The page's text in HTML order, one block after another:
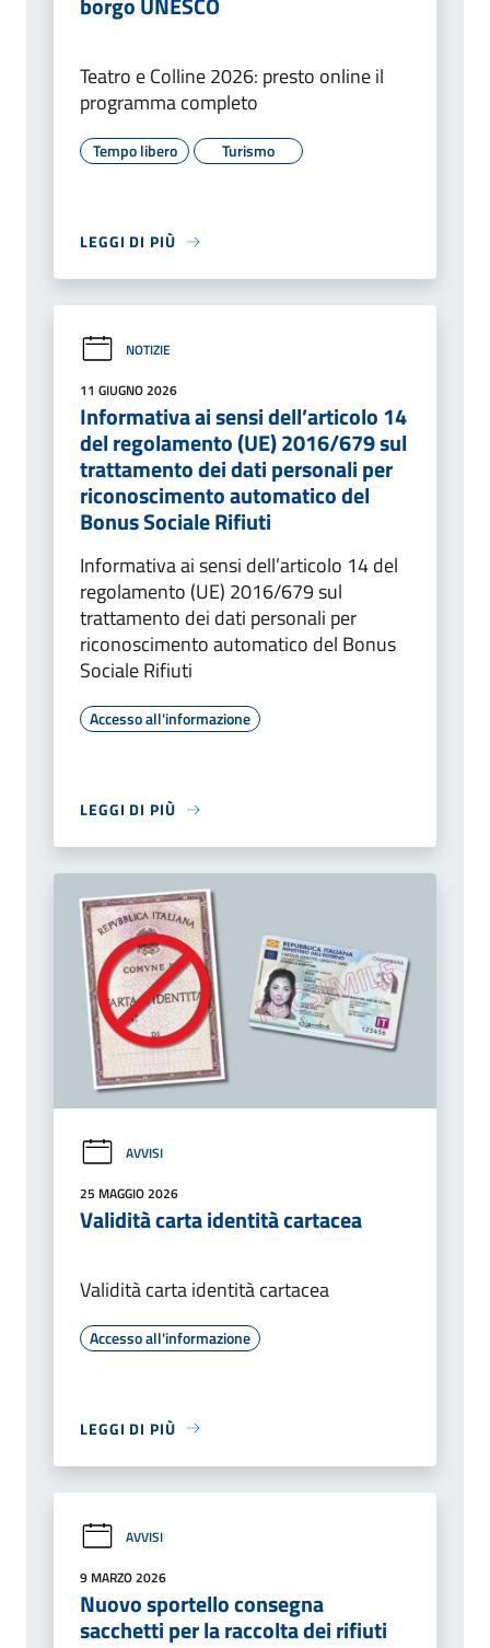
Teatro e Colline 2026: presto online il
programma completo
Tempo libero Turismo
LEGGI DI PIÙ
NOTIZIE
11 GIUGNO 2026
Informativa ai sensi dell’articolo 14
del regolamento (UE) 2016/679 sul
trattamento dei dati personali per
riconoscimento automatico del
Bonus Sociale Rifiuti
Informativa ai sensi dell’articolo 14 del
regolamento (UE) 2016/679 sul
trattamento dei dati personali per
riconoscimento automatico del Bonus
Sociale Rifiuti
Accesso all'informazione
LEGGI DI PIÙ
AVVISI
25 MAGGIO 2026
Validità carta identità cartacea
Validità carta identità cartacea
Accesso all'informazione
LEGGI DI PIÙ
AVVISI
9 MARZO 2026
Nuovo sportello consegna
sacchetti per la raccolta dei rifiuti